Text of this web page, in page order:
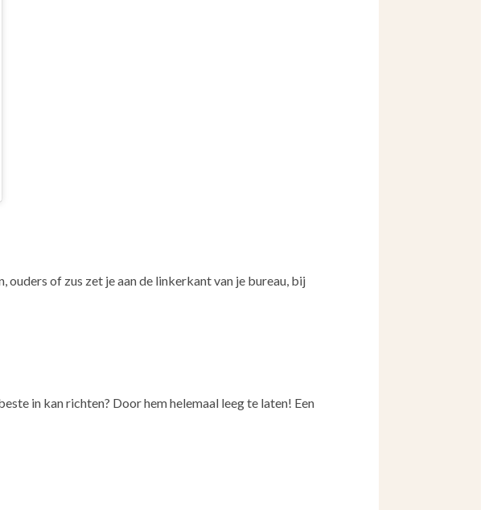
2018 om 11:32 (PST)
of zus zet je aan de linkerkant van je bureau, bij
in kan richten? Door hem helemaal leeg te laten! Een